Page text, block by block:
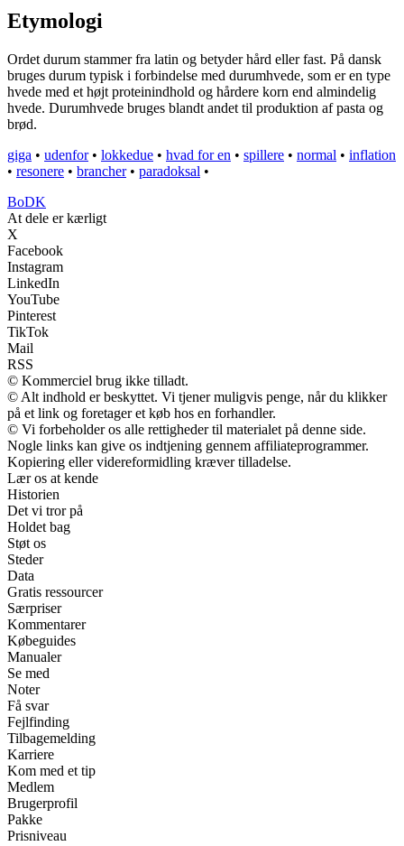
Etymologi
Ordet durum stammer fra latin og betyder hård eller fast. På dansk
bruges durum typisk i forbindelse med durumhvede, som er en type
hvede med et højt proteinindhold og hårdere korn end almindelig
hvede. Durumhvede bruges blandt andet til produktion af pasta og
brød.
giga • udenfor• lokkedue • hvad for en • spillere • normal • inflation
• resonere • brancher• paradoksal •
BoDK
At dele er kærligt
X
Facebook
Instagram
LinkedIn
YouTube
Pinterest
TikTok
Mail
RSS
© Kommerciel brug ikke tilladt.
© Alt indhold er beskyttet. Vi tjener muligvis penge, når du klikker
på et link og foretager et køb hos en forhandler.
© Vi forbeholder os alle rettigheder til materialet på denne side.
Nogle links kan give os indtjening gennem affiliateprogrammer.
Kopiering eller videreformidling kræver tilladelse.
Lær os at kende
Historien
Det vi tror på
Holdet bag
Støt os
Steder
Data
Gratis ressourcer
Særpriser
Kommentarer
Købeguides
Manualer
Se med
Noter
Få svar
Fejlfinding
Tilbagemelding
Karriere
Kom med et tip
Medlem
Brugerprofil
Pakke
Prisniveau